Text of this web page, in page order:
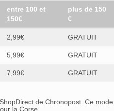
entre 100 et
150€
plus de 150
€
2,99€ GRATUIT
5,99€ GRATUIT
7,99€ GRATUIT
de Chronopost. Ce mode
la Corse